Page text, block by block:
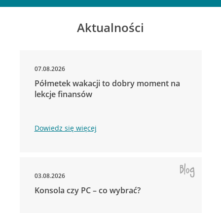
Aktualności
07.08.2026
Półmetek wakacji to dobry moment na
lekcje finansów
Dowiedz się więcej
03.08.2026
Konsola czy PC – co wybrać?